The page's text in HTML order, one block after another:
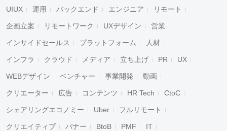
UIUX 運用 バックエンド エンジニア リモート
企画立案 リモートワーク UXデザイン 営業
インサイドセールス プラットフォーム 人材
インフラ クラウド メディア 立ち上げ PR UX
WEBデザイン ベンチャー 事業開発 動画
クリエーター 広告 コンテンツ HR Tech CtoC
シェアリングエコノミー Uber フルリモート
クリエイティブ バナー BtoB PMF IT